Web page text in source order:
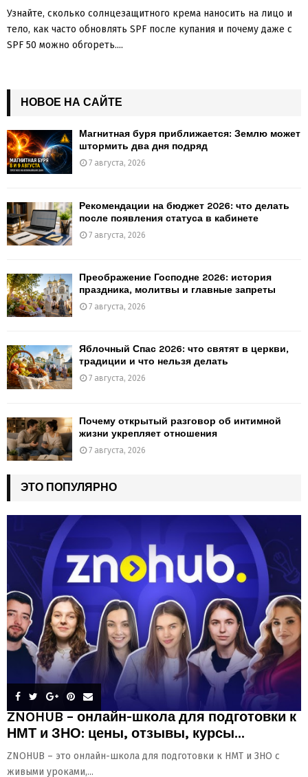
Узнайте, сколько солнцезащитного крема наносить на лицо и
тело, как часто обновлять SPF после купания и почему даже с
SPF 50 можно обгореть....
НОВОЕ НА САЙТЕ
Магнитная буря приближается: Землю может
штормить два дня подряд
7 августа, 2026
Рекомендации на бюджет 2026: что делать
после появления статуса в кабинете
7 августа, 2026
Преображение Господне 2026: история
праздника, молитвы и главные запреты
7 августа, 2026
Яблочный Спас 2026: что святят в церкви,
традиции и что нельзя делать
7 августа, 2026
Почему открытый разговор об интимной
жизни укрепляет отношения
7 августа, 2026
ЭТО ПОПУЛЯРНО
ZNOHUB – онлайн-школа для подготовки к
НМТ и ЗНО: цены, отзывы, курсы...
ZNOHUB – это онлайн-школа для подготовки к НМТ и ЗНО с
живыми уроками,...